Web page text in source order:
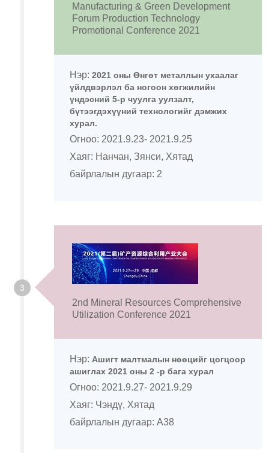
Manufacturing & Green Development
Forum Production Technology
Promotional Conference 2021
Нэр:2021 оны Өнгөт металлын ухаалаг
үйлдвэрлэл ба ногоон хөгжилийн
үндэсний 5-р чуулга уулзалт,
бүтээгдэхүүний технологийг дэмжих
хурал.
Огноо: 2021.9.23- 2021.9.25
Хаяг: Нанчан, Зянси, Хятад
байрлалын дугаар: 2
3
2nd Mineral Resources Comprehensive
Utilization Conference 2021
Нэр: Ашигт малтмалын нөөцийг цогцоор
ашиглах 2021 оны 2 -р бага хурал
Огноо: 2021.9.27- 2021.9.29
Хаяг: Чэндү, Хятад
байрлалын дугаар: A38